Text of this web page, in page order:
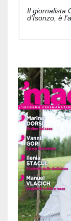
Il giornalista
d'Isonzo, è